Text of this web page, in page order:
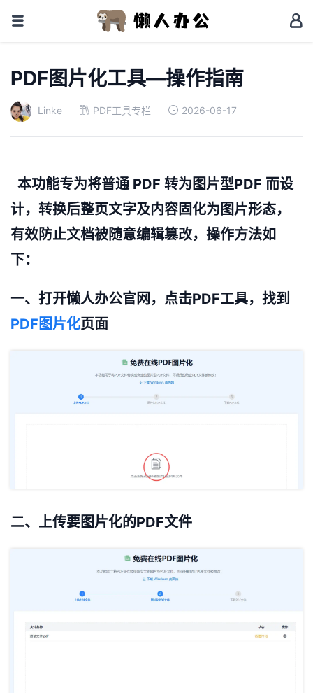
PDF图片化工具—操作指南
Linke PDF工具专栏 2026-06-17
本功能专为将普通 PDF 转为图片型PDF 而设
计，转换后整页文字及内容固化为图片形态，
有效防止文档被随意编辑篡改，操作方法如
下：
一、打开懒人办公官网，点击PDF工具，找到
PDF图片化页面
二、上传要图片化的PDF文件